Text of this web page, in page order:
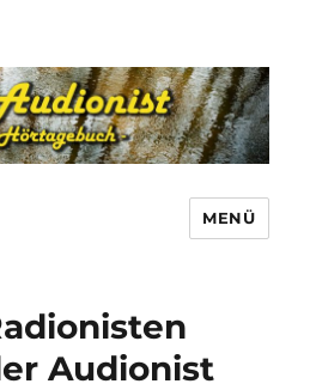
MENÜ
Audionist